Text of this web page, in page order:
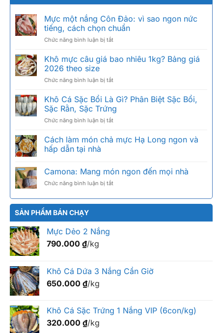
Mực một nắng Côn Đảo: vì sao ngon nức
tiếng, cách chọn chuẩn
Chức năng bình luận bị tắtở
một
nắng
Đảo:
sao
ngon
nức
tiếng,
chọn
Khô mực câu giá bao nhiêu 1kg? Bảng giá
2026 theo size
Chức năng bình luận bị tắtở
mực
câu
giá
bao
1kg?
theo
Khô Cá Sặc Bổi Là Gì? Phân Biệt Sặc Bổi,
Sặc Rằn, Sặc Trứng
Chức năng bình luận bị tắtở
Cá
Gì?
Biệt
Bổi,
Rằn,
Cách làm món chả mực Hạ Long ngon và
hấp dẫn tại nhà
Camona: Mang món ngon đến mọi nhà
Chức năng bình luận bị tắtở
Mang
SẢN PHẨM BÁN CHẠY
Mực Dẻo 2 Nắng
790.000 ₫/kg
Khô Cá Dứa 3 Nắng Cần Giờ
650.000 ₫/kg
Khô Cá Sặc Trứng 1 Nắng VIP (6con/kg)
320.000 ₫/kg